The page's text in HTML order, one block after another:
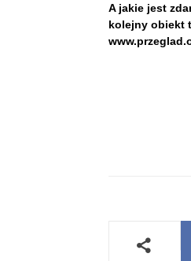
A jakie jest
kolejny obiekt